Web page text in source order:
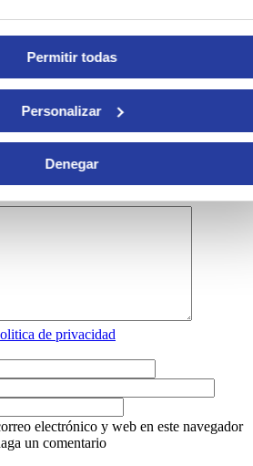
Permitir todas
Personalizar
Denegar
no será publicada.
con
*
de privacidad
electrónico y web en este navegador
un comentario